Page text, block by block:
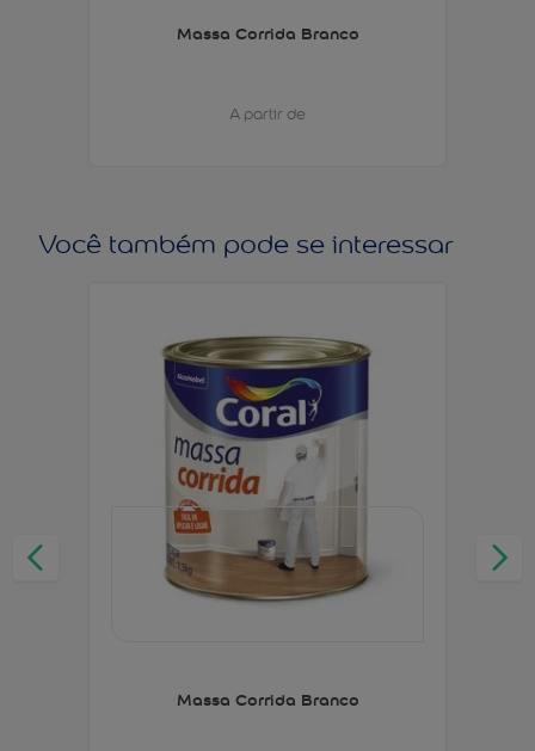
Massa Corrida Branco
A partir de
Você também pode se interessar
Massa Corrida Branco